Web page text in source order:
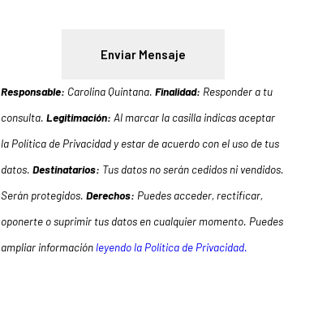
Responsable: Carolina Quintana. Finalidad: Responder a tu
consulta. Legitimación: Al marcar la casilla indicas aceptar
la Política de Privacidad y estar de acuerdo con el uso de tus
datos. Destinatarios: Tus datos no serán cedidos ni vendidos.
Serán protegidos. Derechos: Puedes acceder, rectificar,
oponerte o suprimir tus datos en cualquier momento. Puedes
ampliar información leyendo la Política de Privacidad.